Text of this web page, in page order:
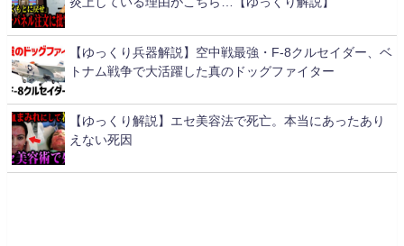
【ゆっくり兵器解説】空中戦最強・F-8クルセイダー、ベ
トナム戦争で大活躍した真のドッグファイター
【ゆっくり解説】エセ美容法で死亡。本当にあったあり
えない死因